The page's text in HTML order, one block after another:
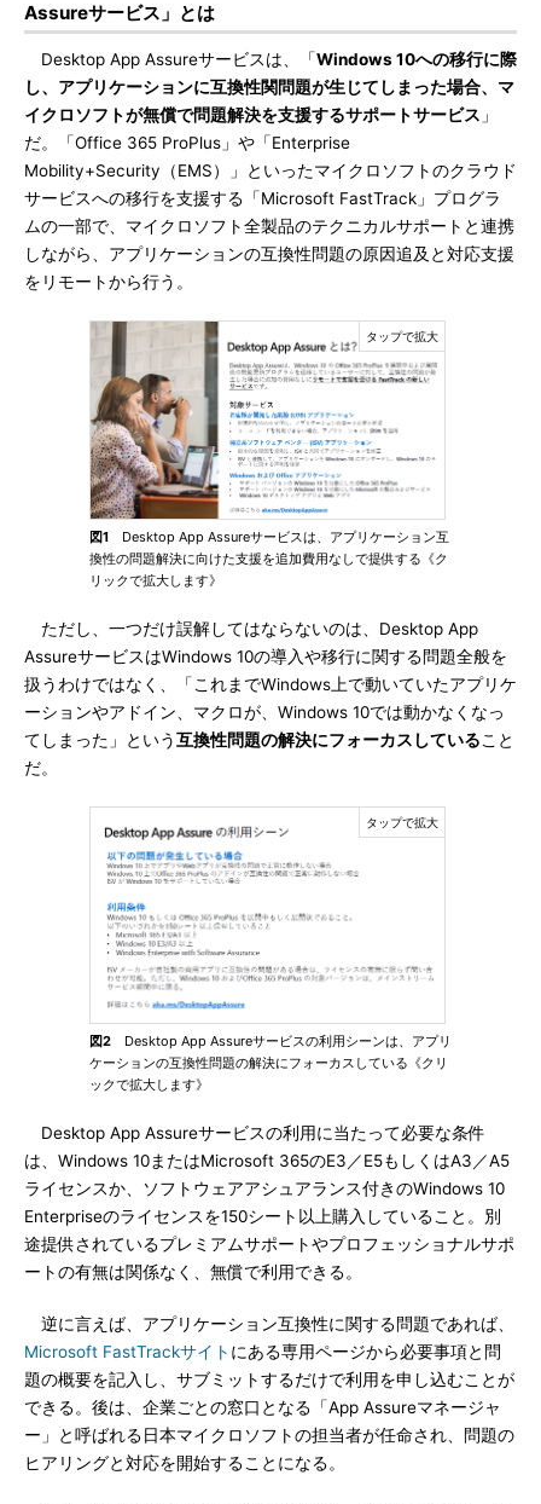
Assureサービス」とは
Desktop App Assureサービスは、「Windows 10への移行に際
し、アプリケーションに互換性関問題が生じてしまった場合、マ
イクロソフトが無償で問題解決を支援するサポートサービス 」
だ。「Office 365 ProPlus」や「Enterprise
Mobility+Security（EMS）」といったマイクロソフトのクラウド
サービスへの移行を支援する「Microsoft FastTrack」プログラ
ムの一部で、マイクロソフト全製品のテクニカルサポートと連携
しながら、アプリケーションの互換性問題の原因追及と対応支援
をリモートから行う。
図1 Desktop App Assureサービスは、アプリケーション互
換性の問題解決に向けた支援を追加費用なしで提供する《ク
リックで拡大します》
ただし、一つだけ誤解してはならないのは、Desktop App
AssureサービスはWindows 10の導入や移行に関する問題全般を
扱うわけではなく、「これまでWindows上で動いていたアプリケ
ーションやアドイン、マクロが、Windows 10では動かなくなっ
てしまった」という互換性問題の解決にフォーカスしていること
だ。
図2 Desktop App Assureサービスの利用シーンは、アプリ
ケーションの互換性問題の解決にフォーカスしている《クリ
ックで拡大します》
Desktop App Assureサービスの利用に当たって必要な条件
は、Windows 10またはMicrosoft 365のE3／E5もしくはA3／A5
ライセンスか、ソフトウェアアシュアランス付きのWindows 10
Enterpriseのライセンスを150シート以上購入していること。別
途提供されているプレミアムサポートやプロフェッショナルサポ
ートの有無は関係なく、無償で利用できる。
逆に言えば、アプリケーション互換性に関する問題であれば、
Microsoft FastTrackサイト にある専用ページから必要事項と問
題の概要を記入し、サブミットするだけで利用を申し込むことが
できる。後は、企業ごとの窓口となる「App Assureマネージャ
ー」と呼ばれる日本マイクロソフトの担当者が任命され、問題の
ヒアリングと対応を開始することになる。